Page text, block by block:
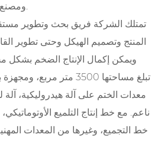
Zhejiang. ومصنع علي بابا سوبر.
تمتلك الشركة فريق بحث وتطوير
المنتج وتصميم الهيكل وحتى تطوير
ويمكن إكمال الإنتاج الضخم
تبلغ مساحتها 3500 متر
معدات الختم على آلة هيدروليكية، آلة
ناعم. مع خط إنتاج التلميع
خط التجميع، وغيرها من المعدات